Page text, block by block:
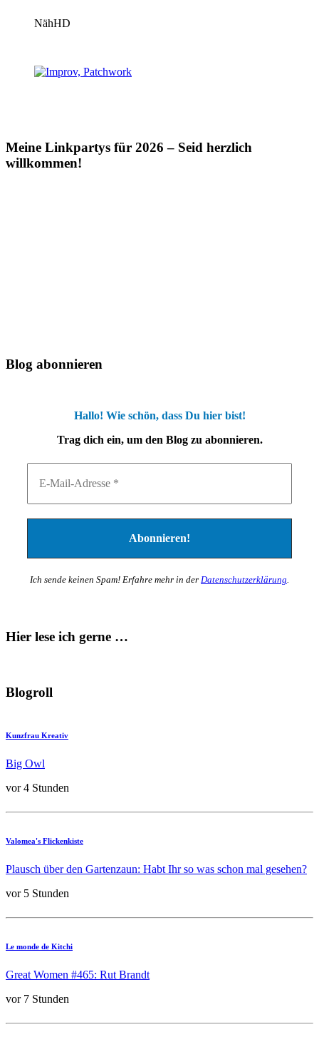
NähHD
Meine Linkpartys für 2026 – Seid herzlich
willkommen!
Blog abonnieren
Hallo! Wie schön, dass Du hier bist!
Trag dich ein, um den Blog zu abonnieren.
Ich sende keinen Spam! Erfahre mehr in der Datenschutzerklärung.
Hier lese ich gerne …
Blogroll
Kunzfrau Kreativ
Big Owl
vor 4 Stunden
Valomea's Flickenkiste
Plausch über den Gartenzaun: Habt Ihr so was schon mal gesehen?
vor 5 Stunden
Le monde de Kitchi
Great Women #465: Rut Brandt
vor 7 Stunden